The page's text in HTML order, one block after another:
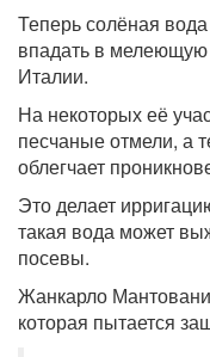
Теперь солёная
впадать в
Италии.
На некоторых её
песчаные отмели, а
облегчает
Это делает
такая вода может
посевы.
Жанкарло
которая пытается